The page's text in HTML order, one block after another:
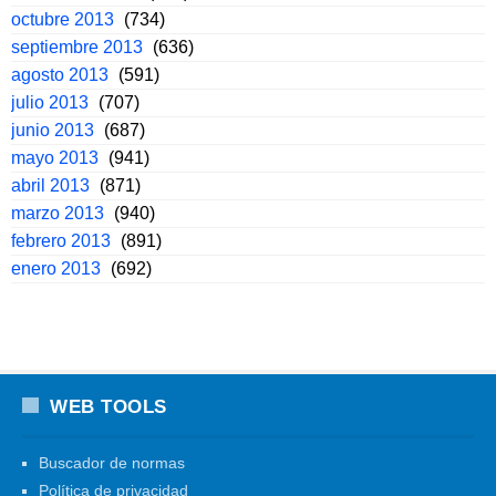
octubre 2013 (734)
septiembre 2013 (636)
agosto 2013 (591)
julio 2013 (707)
junio 2013 (687)
mayo 2013 (941)
abril 2013 (871)
marzo 2013 (940)
febrero 2013 (891)
enero 2013 (692)
WEB TOOLS
Buscador de normas
Política de privacidad